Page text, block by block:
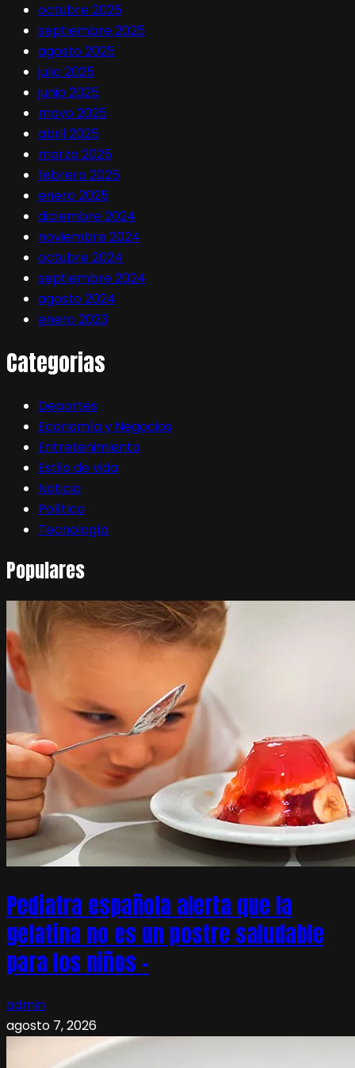
octubre 2025
septiembre 2025
agosto 2025
julio 2025
junio 2025
mayo 2025
abril 2025
marzo 2025
febrero 2025
enero 2025
diciembre 2024
noviembre 2024
octubre 2024
septiembre 2024
agosto 2024
enero 2023
Categorias
Deportes
Economía y Negocios
Entretenimiento
Estilo de vida
Noticia
Política
Tecnología
Populares
Pediatra española alerta que la
gelatina no es un postre saludable
para los niños –
admin
agosto 7, 2026